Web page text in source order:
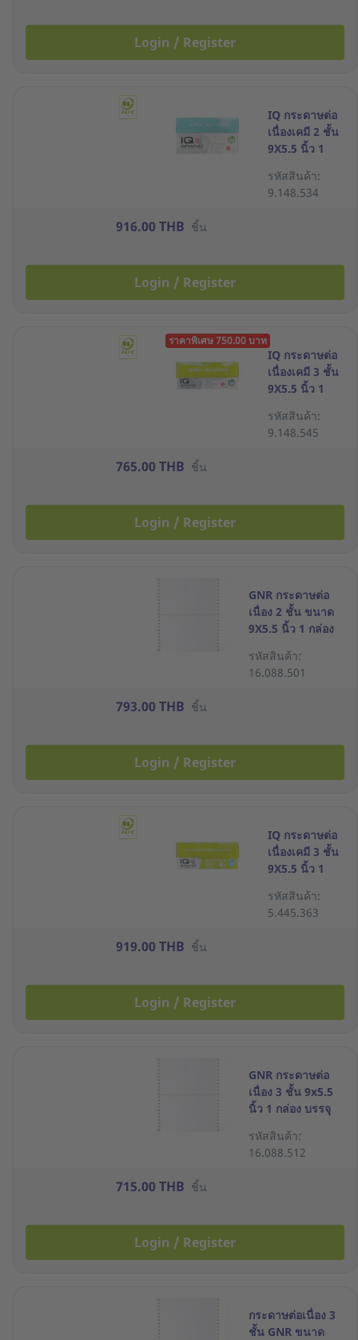
Login / Register
IQ กระดาษต่อ
เนื่องเคมี 2 ชั้น
9X5.5 นิ้ว 1
ขาว
รหัสสินค้า:
9.148.534
916.00 THB ชิ้น
Login / Register
ราคาพิเศษ 750.00 บาท
IQ กระดาษต่อ
เนื่องเคมี 3 ชั้น
9X5.5 นิ้ว 1
ขาว
รหัสสินค้า:
9.148.545
765.00 THB ชิ้น
Login / Register
GNR กระดาษต่อ
เนื่อง 2 ชั้น ขนาด
9X5.5 นิ้ว 1 กล่อง
รหัสสินค้า:
16.088.501
793.00 THB ชิ้น
Login / Register
IQ กระดาษต่อ
เนื่องเคมี 3 ชั้น
9X5.5 นิ้ว 1
รหัสสินค้า:
5.445.363
919.00 THB ชิ้น
Login / Register
GNR กระดาษต่อ
เนื่อง 3 ชั้น 9x5.5
นิ้ว 1 กล่อง บรรจุ
รหัสสินค้า:
16.088.512
715.00 THB ชิ้น
Login / Register
กระดาษต่อเนื่อง 3
ชั้น GNR ขนาด